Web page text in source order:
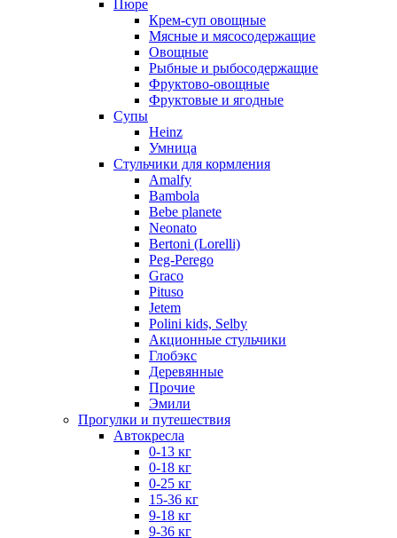
Пюре
Крем-суп овощные
Мясные и мясосодержащие
Овощные
Рыбные и рыбосодержащие
Фруктово-овощные
Фруктовые и ягодные
Супы
Heinz
Умница
Стульчики для кормления
Amalfy
Bambola
Bebe planete
Neonato
Bertoni (Lorelli)
Peg-Perego
Graco
Pituso
Jetem
Polini kids, Selby
Акционные стульчики
Глобэкс
Деревянные
Прочие
Эмили
Прогулки и путешествия
Автокресла
0-13 кг
0-18 кг
0-25 кг
15-36 кг
9-18 кг
9-36 кг